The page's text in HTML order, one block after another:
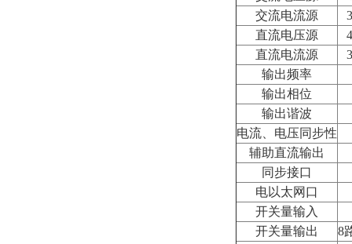
交流电流源
直流电压源
直流电流源
输出频率
输出相位
输出谐波
电流、电压同步性
辅助直流输出
同步接口
电以太网口
开关量输入
开关量输出
8